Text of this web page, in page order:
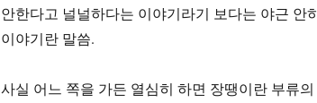
안한다고 널널하다는 이야기라기 보다는 야근 안
이야기란 말씀.
사실 어느 쪽을 가든 열심히 하면 장땡이란 부류